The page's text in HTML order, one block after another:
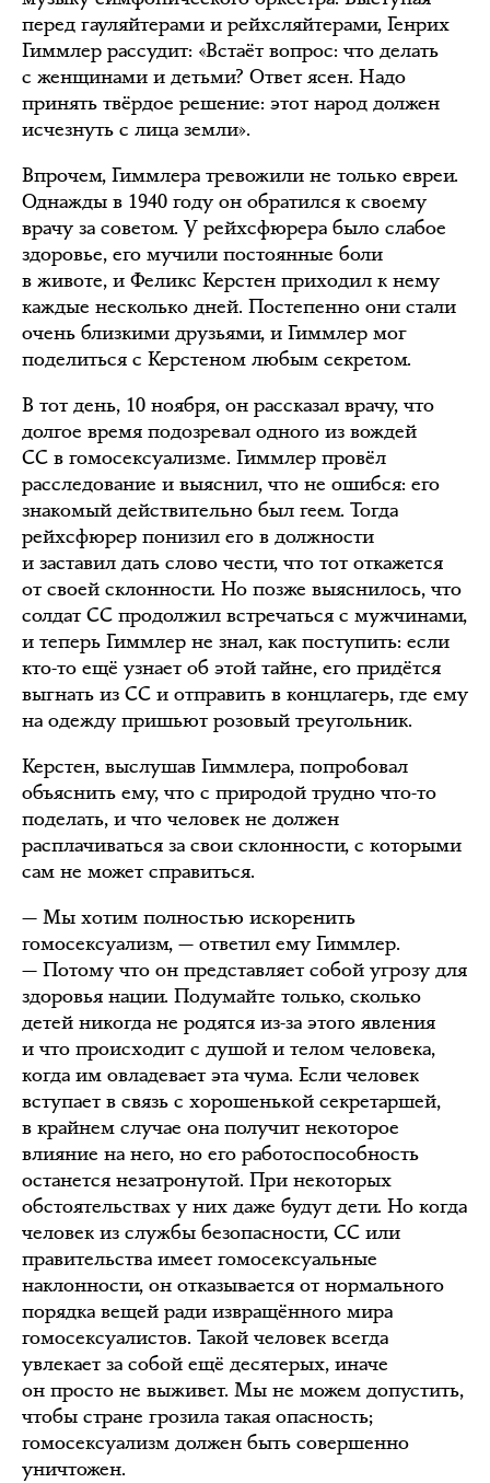
перед гауляйтерами и рейхсляйтерами, Генрих
Гиммлер рассудит: «Встаёт вопрос: что делать
с женщинами и детьми? Ответ ясен. Надо
принять твёрдое решение: этот народ должен
исчезнуть с лица земли».
Впрочем, Гиммлера тревожили не только евреи.
Однажды в 1940 году он обратился к своему
врачу за советом. У рейхсфюрера было слабое
здоровье, его мучили постоянные боли
в животе, и Феликс Керстен приходил к нему
каждые несколько дней. Постепенно они стали
очень близкими друзьями, и Гиммлер мог
поделиться с Керстеном любым секретом.
В тот день, 10 ноября, он рассказал врачу, что
долгое время подозревал одного из вождей
СС в гомосексуализме. Гиммлер провёл
расследование и выяснил, что не ошибся: его
знакомый действительно был геем. Тогда
рейхсфюрер понизил его в должности
и заставил дать слово чести, что тот откажется
от своей склонности. Но позже выяснилось, что
солдат СС продолжил встречаться с мужчинами,
и теперь Гиммлер не знал, как поступить: если
кто-то ещё узнает об этой тайне, его придётся
выгнать из СС и отправить в концлагерь, где ему
на одежду пришьют розовый треугольник.
Керстен, выслушав Гиммлера, попробовал
объяснить ему, что с природой трудно что-то
поделать, и что человек не должен
расплачиваться за свои склонности, с которыми
сам не может справиться.
— Мы хотим полностью искоренить
гомосексуализм, — ответил ему Гиммлер.
— Потому что он представляет собой угрозу для
здоровья нации. Подумайте только, сколько
детей никогда не родятся из-за этого явления
и что происходит с душой и телом человека,
когда им овладевает эта чума. Если человек
вступает в связь с хорошенькой секретаршей,
в крайнем случае она получит некоторое
влияние на него, но его работоспособность
останется незатронутой. При некоторых
обстоятельствах у них даже будут дети. Но когда
человек из службы безопасности, СС или
правительства имеет гомосексуальные
наклонности, он отказывается от нормального
порядка вещей ради извращённого мира
гомосексуалистов. Такой человек всегда
увлекает за собой ещё десятерых, иначе
он просто не выживет. Мы не можем допустить,
чтобы стране грозила такая опасность;
гомосексуализм должен быть совершенно
уничтожен.